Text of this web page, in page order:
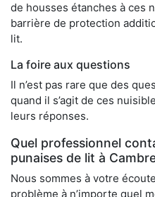
de housses étanches à ces
barrière de protection
lit.
La foire aux questions
Il n’est pas rare que des
quand il s’agit de ces
leurs réponses.
Quel professionnel
punaises de lit à
Nous sommes à votre
problème à n’importe quel